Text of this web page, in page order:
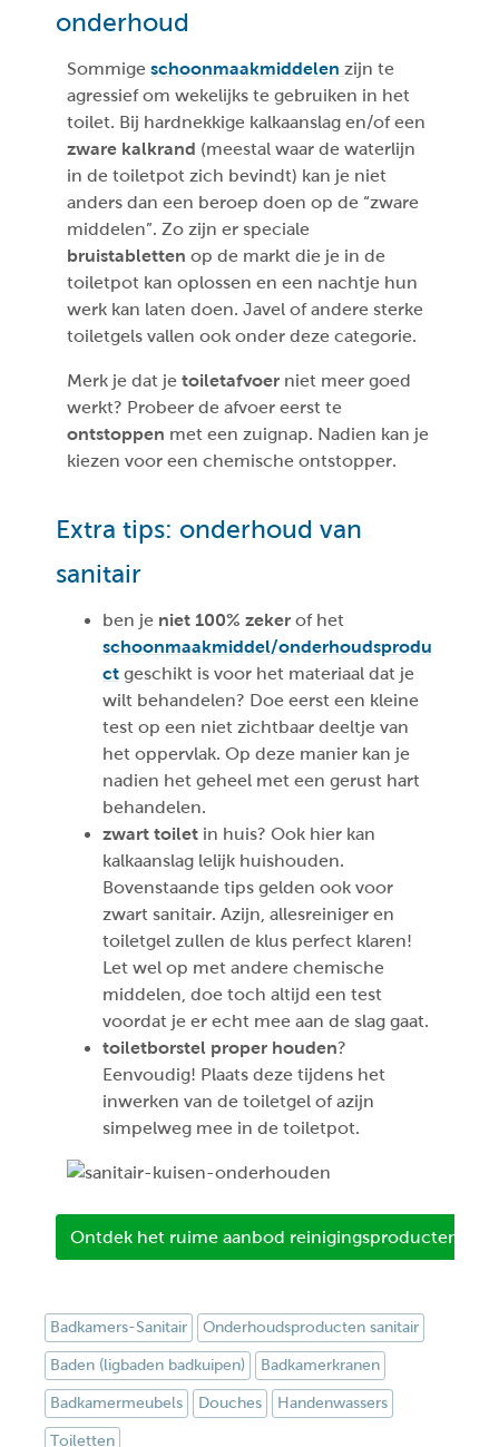
onderhoud
Sommige schoonmaakmiddelen zijn te
agressief om wekelijks te gebruiken in het
toilet. Bij hardnekkige kalkaanslag en/of een
zware kalkrand (meestal waar de waterlijn
in de toiletpot zich bevindt) kan je niet
anders dan een beroep doen op de “zware
middelen”. Zo zijn er speciale
bruistabletten op de markt die je in de
toiletpot kan oplossen en een nachtje hun
werk kan laten doen. Javel of andere sterke
toiletgels vallen ook onder deze categorie.
Merk je dat je toiletafvoer niet meer goed
werkt? Probeer de afvoer eerst te
ontstoppen met een zuignap. Nadien kan je
kiezen voor een chemische ontstopper.
Extra tips: onderhoud van
sanitair
ben je niet 100% zeker of het
schoonmaakmiddel/onderhoudsprodu
ct geschikt is voor het materiaal dat je
wilt behandelen? Doe eerst een kleine
test op een niet zichtbaar deeltje van
het oppervlak. Op deze manier kan je
nadien het geheel met een gerust hart
behandelen.
zwart toilet in huis? Ook hier kan
kalkaanslag lelijk huishouden.
Bovenstaande tips gelden ook voor
zwart sanitair. Azijn, allesreiniger en
toiletgel zullen de klus perfect klaren!
Let wel op met andere chemische
middelen, doe toch altijd een test
voordat je er echt mee aan de slag gaat.
toiletborstel proper houden?
Eenvoudig! Plaats deze tijdens het
inwerken van de toiletgel of azijn
simpelweg mee in de toiletpot.
Ontdek het ruime aanbod reinigingsproducten
Badkamers-Sanitair Onderhoudsproducten sanitair
Baden (ligbaden badkuipen) Badkamerkranen
Badkamermeubels Douches Handenwassers
Toiletten